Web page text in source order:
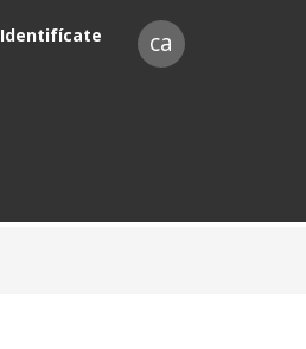
Identifícate ca